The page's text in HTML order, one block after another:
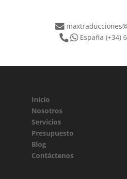
España (+34)
Inicio
Nosotros
Servicios
Presupuesto
Blog
Contáctenos